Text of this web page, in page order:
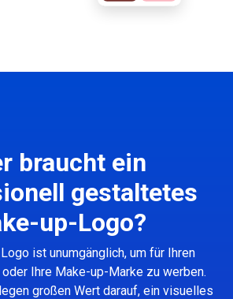
braucht ein
gestaltetes
up-Logo?
ist unumgänglich, um für Ihren
Ihre Make-up-Marke zu werben.
großen Wert darauf, ein visuelles